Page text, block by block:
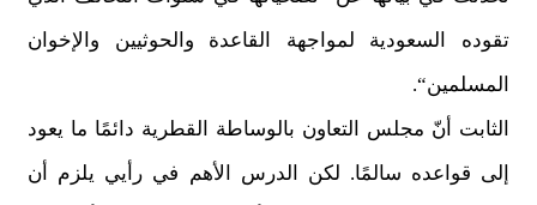
تقوده السعودية لمواجهة القاعدة والحوثيين والإخوان
المسلمين“.
الثابت أنّ مجلس التعاون بالوساطة القطرية دائمًا ما يعود
إلى قواعده سالمًا. لكن الدرس الأهم في رأيي يلزم أن